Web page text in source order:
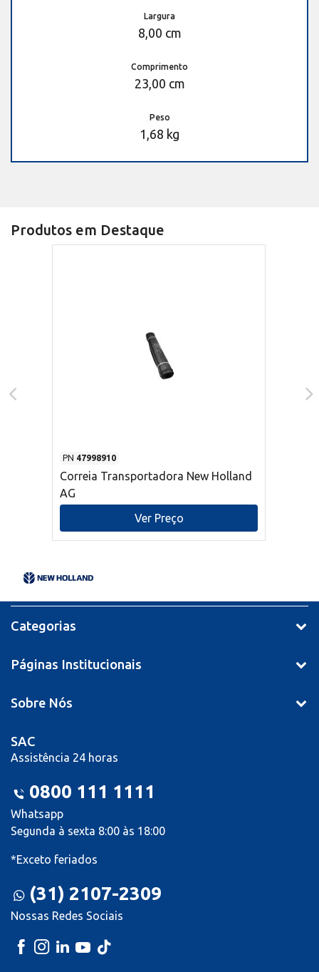
Largura
8,00 cm
Comprimento
23,00 cm
Peso
1,68 kg
Produtos em Destaque
PN 47998910
Correia Transportadora New Holland
AG
Ver Preço
Categorias
Páginas Institucionais
Sobre Nós
SAC
Assistência 24 horas
0800 111 1111
Whatsapp
Segunda à sexta 8:00 às 18:00
*Exceto feriados
(31) 2107-2309
Nossas Redes Sociais